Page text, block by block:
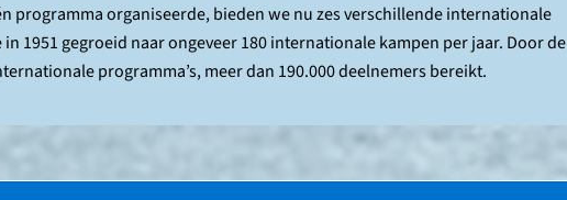
programma organiseerde, bieden we nu zes verschillende internationale
in 1951 gegroeid naar ongeveer 180 internationale kampen per jaar. Door de
programma’s, meer dan 190.000 deelnemers bereikt.